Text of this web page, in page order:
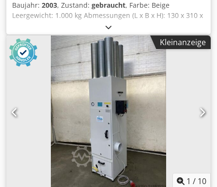
Baujahr: 2003, Zustand: gebraucht, Farbe: Beige
Leergewicht: 1.000 kg Abmessungen (L x B x H): 130 x 310 x
290 cm - Baujahr: 2003 - Dokumentation verfügbar: Nein -
CE-Kennzeichnung vorhanden: Ja - CE-Zertifikat
vorhanden: Nein - Kapazität [m³/h]: 9000 - Hauptventilator
[Stk.]: 1 Djdpfxjzta Acj Apwokr - Leistung des
Hauptventilators [kW]: 7.5 - Optionen:
Schweißrauchabsaugung, Schaltschrank - Transportmaße:
1300mm x 3100mm x 2900mm (l x b x h) -
Transportgewicht [kg]: 1000kg Finanzielle Informationen
Mehrwertsteuer: Der angegebene Preis versteht sich zzgl.
Mehrwertsteuer Mehrwertsteuer/Differenzbesteuerung:
Mehrwertsteuer abzugsfähig für Unternehmer Lieferung
und Inzahlungnahme jederzeit möglich für alles aus dem
Industriebereich Yorick Diebels
Kleinanzeige
1 / 10